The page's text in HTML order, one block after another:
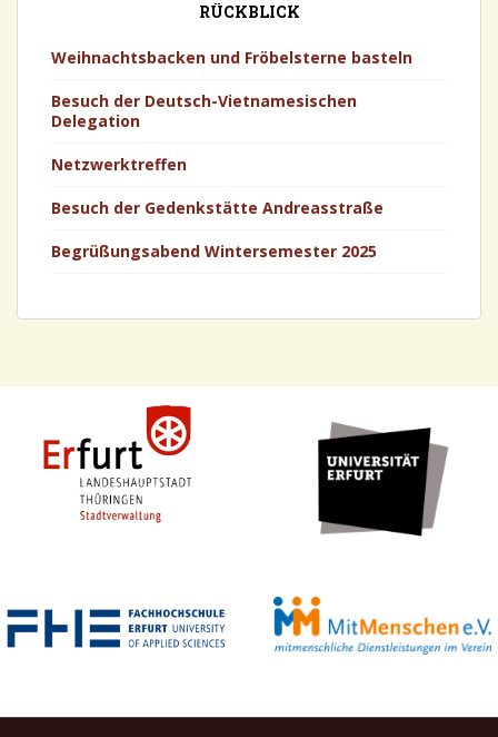
RÜCKBLICK
Weihnachtsbacken und Fröbelsterne basteln
Besuch der Deutsch-Vietnamesischen
Delegation
Netzwerktreffen
Besuch der Gedenkstätte Andreasstraße
Begrüßungsabend Wintersemester 2025